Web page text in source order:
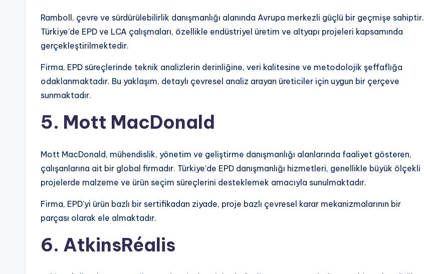
Ramboll, çevre ve sürdürülebilirlik danışmanlığı alanında Avrupa merkezli güçlü bir geçmişe sahiptir.
Türkiye’de EPD ve LCA çalışmaları, özellikle endüstriyel üretim ve altyapı projeleri kapsamında
gerçekleştirilmektedir.
Firma, EPD süreçlerinde teknik analizlerin derinliğine, veri kalitesine ve metodolojik şeffaflığa
odaklanmaktadır. Bu yaklaşım, detaylı çevresel analiz arayan üreticiler için uygun bir çerçeve
sunmaktadır.
5. Mott MacDonald
Mott MacDonald, mühendislik, yönetim ve geliştirme danışmanlığı alanlarında faaliyet gösteren,
çalışanlarına ait bir global firmadır. Türkiye’de EPD danışmanlığı hizmetleri, genellikle büyük ölçekli
projelerde malzeme ve ürün seçim süreçlerini desteklemek amacıyla sunulmaktadır.
Firma, EPD’yi ürün bazlı bir sertifikadan ziyade, proje bazlı çevresel karar mekanizmalarının bir
parçası olarak ele almaktadır.
6. AtkinsRéalis